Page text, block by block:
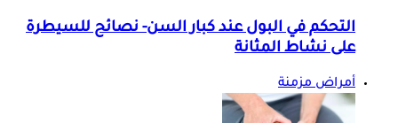
التحكم في البول عند كبار السن- نصائح للسيطرة
على نشاط المثانة
أمراض مزمنة